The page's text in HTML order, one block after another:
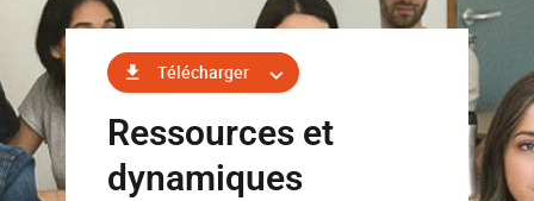
Télécharger
Ressources et
dynamiques